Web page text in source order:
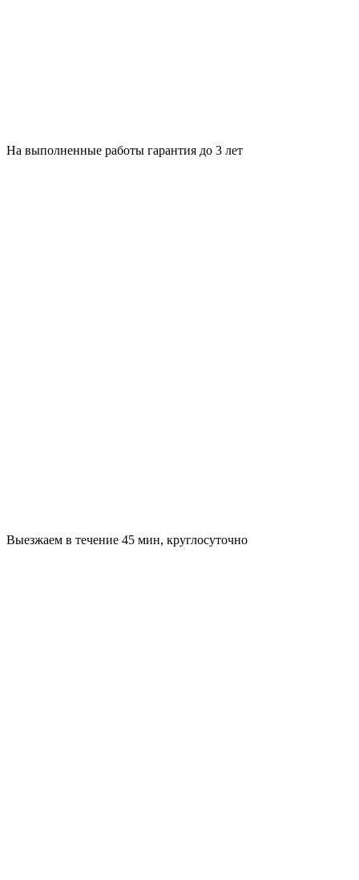
На выполненные работы гарантия до 3 лет
Выезжаем в течение 45 мин, круглосуточно